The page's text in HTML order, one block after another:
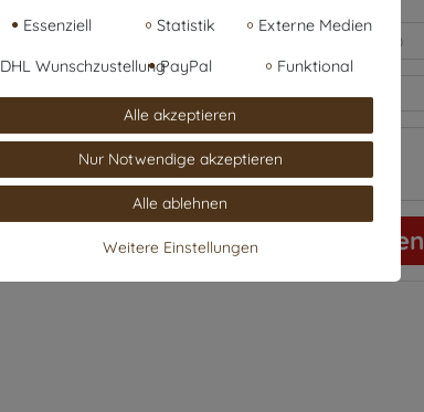
Rezension senden
Essenziell
Statistik Externe Medien
DHL WunschzustellungPayPal Funktional
Alle akzeptieren
Nur Notwendige akzeptieren
Alle ablehnen
Weitere Einstellungen